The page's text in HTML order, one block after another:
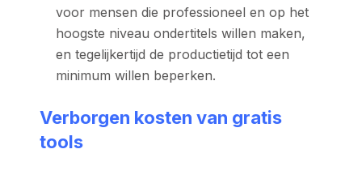
voor mensen die professioneel en op het
hoogste niveau ondertitels willen maken,
en tegelijkertijd de productietijd tot een
minimum willen beperken.
Verborgen kosten van gratis
tools